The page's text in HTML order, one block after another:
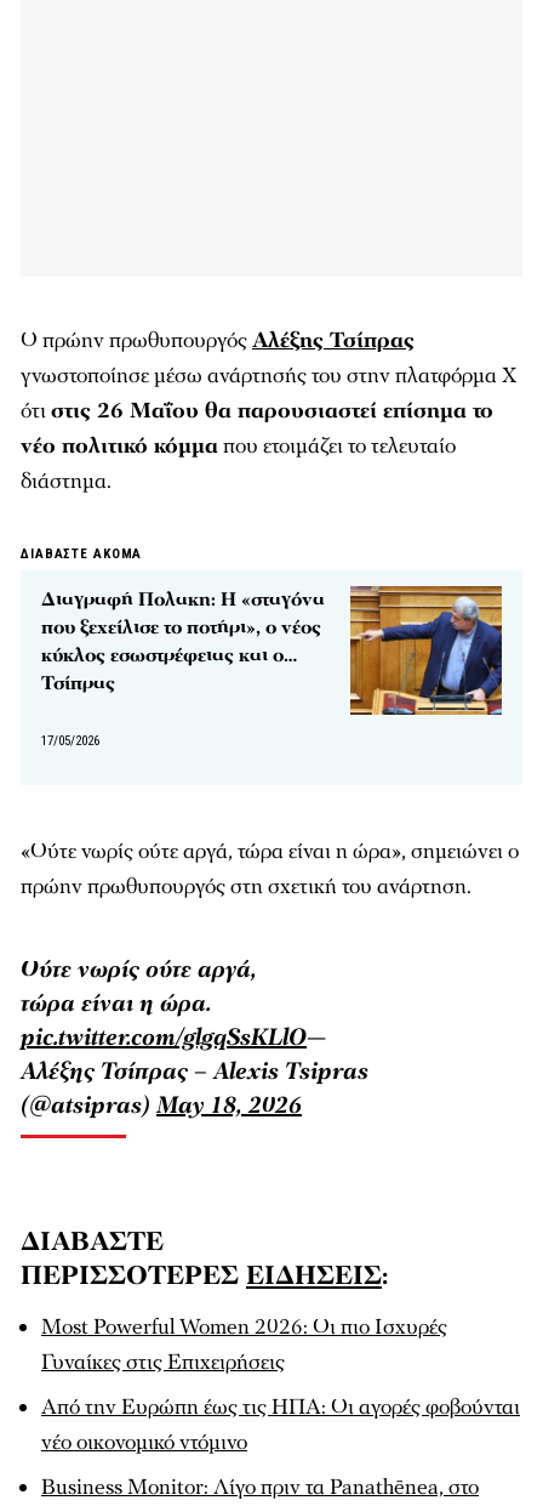
Ο πρώην πρωθυπουργόςΑλέξης Τσίπρας
γνωστοποίησε μέσω ανάρτησής του στην πλατφόρμα Χ
ότιστις 26 Μαΐου θα παρουσιαστεί επίσημα το
νέο πολιτικό κόμμαπου ετοιμάζει το τελευταίο
διάστημα.
ΔΙΑΒΑΣΤΕ ΑΚΟΜΑ
Διαγραφή Πολακη: Η «σταγόνα
που ξεχείλισε το ποτήρι», ο νέος
κύκλος εσωστρέφειας και ο…
Τσίπρας
17/05/2026
«Ούτε νωρίς ούτε αργά, τώρα είναι η ώρα», σημειώνει ο
πρώην πρωθυπουργός στη σχετική του ανάρτηση.
Ούτε νωρίς ούτε αργά,
τώρα είναι η ώρα.
pic.twitter.com/glgqSsKLlO—
Αλέξης Τσίπρας – Alexis Tsipras
(@atsipras)May 18, 2026
ΔΙΑΒΑΣΤΕ
ΠΕΡΙΣΣΟΤΕΡΕΣ ΕΙΔΗΣΕΙΣ:
Most Powerful Women 2026: Οι πιο Ισχυρές
Γυναίκες στις Επιχειρήσεις
Από την Ευρώπη έως τις ΗΠΑ: Οι αγορές φοβούνται
νέο οικονομικό ντόμινο
Business Monitor: Λίγο πριν τα Panathēnea, στο